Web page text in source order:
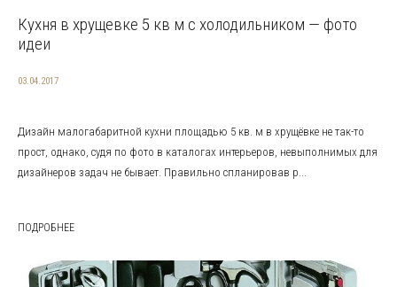
Кухня в хрущевке 5 кв м с холодильником — фото
идеи
03.04.2017
Дизайн малогабаритной кухни площадью 5 кв. м в хрущёвке не так-то
прост, однако, судя по фото в каталогах интерьеров, невыполнимых для
дизайнеров задач не бывает. Правильно спланировав р...
ПОДРОБНЕЕ